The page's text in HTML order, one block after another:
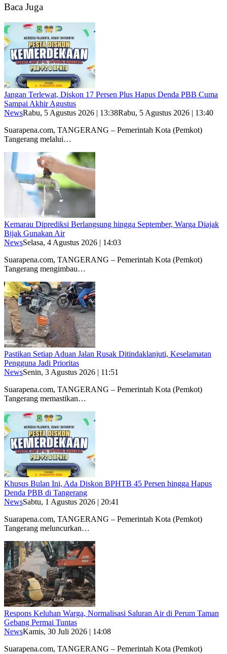
Baca Juga
Jangan Terlewat, Diskon 17 Persen Plus Hapus Denda PBB Cuma
Sampai Akhir Agustus
NewsRabu, 5 Agustus 2026 | 13:38Rabu, 5 Agustus 2026 | 13:40
Suarapena.com, TANGERANG – Pemerintah Kota (Pemkot)
Tangerang melalui…
Kemarau Diprediksi Berlangsung hingga September, Warga Diajak
Bijak Gunakan Air
NewsSelasa, 4 Agustus 2026 | 14:03
Suarapena.com, TANGERANG – Pemerintah Kota (Pemkot)
Tangerang mengimbau…
Pastikan Setiap Aduan Jalan Rusak Ditindaklanjuti, Keselamatan
Pengguna Jadi Prioritas
NewsSenin, 3 Agustus 2026 | 11:51
Suarapena.com, TANGERANG – Pemerintah Kota (Pemkot)
Tangerang memastikan…
Khusus Bulan Ini, Ada Diskon BPHTB 45 Persen hingga Hapus
Denda PBB di Tangerang
NewsSabtu, 1 Agustus 2026 | 20:41
Suarapena.com, TANGERANG – Pemerintah Kota (Pemkot)
Tangerang meluncurkan…
Respons Keluhan Warga, Normalisasi Saluran Air di Perum Taman
Gebang Permai Tuntas
NewsKamis, 30 Juli 2026 | 14:08
Suarapena.com, TANGERANG – Pemerintah Kota (Pemkot)